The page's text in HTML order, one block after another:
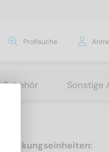
Profisuche
Zubehör Sonstige